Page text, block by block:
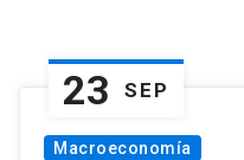
23 SEP
Macroeconomía